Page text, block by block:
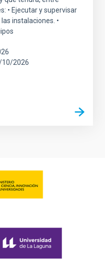
• Ejecutar y supervisar
instalaciones. •
10/2026